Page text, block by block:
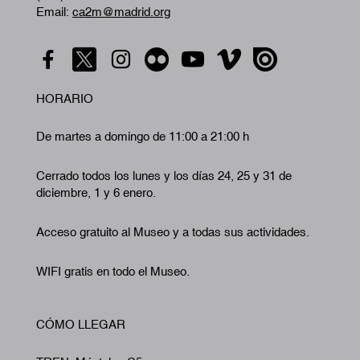
Email: ca2m@madrid.org
HORARIO
De martes a domingo de 11:00 a 21:00 h
Cerrado todos los lunes y los días 24, 25 y 31 de
diciembre, 1 y 6 enero.
Acceso gratuito al Museo y a todas sus actividades.
WIFI gratis en todo el Museo.
CÓMO LLEGAR